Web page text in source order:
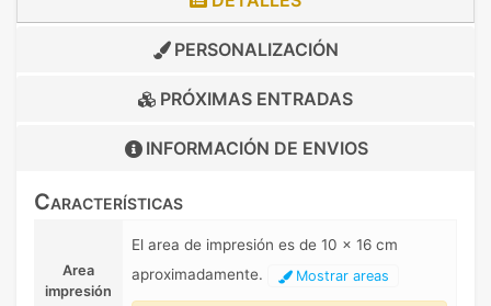
PERSONALIZACIÓN
PRÓXIMAS ENTRADAS
INFORMACIÓN DE ENVIOS
Características
Area
impresión
El area de impresión es de 10 x 16 cm
aproximadamente.
Mostrar areas